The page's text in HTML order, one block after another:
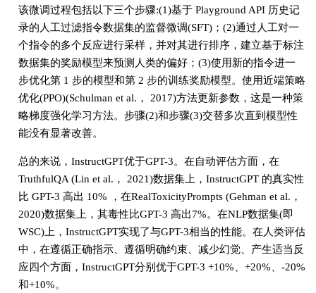
该微调过程包括以下三个步骤:(1)基于 Playground API 历史记
录的人工过滤指令数据集的监督微调(SFT)；(2)通过人工对一
个指令的多个反应进行采样，并对其进行排序，建立基于标注
数据集的奖励模型来预测人类的偏好；(3)使用新的指令进一
步优化第 1 步的模型和第 2 步的训练奖励模型。使用近端策略
优化(PPO)(Schulman et al.， 2017)方法更新参数，这是一种策
略梯度强化学习方法。步骤(2)和步骤(3)交替多次直到模型性
能没有显著改善。
总的来说，InstructGPT优于GPT-3。在自动评估方面，在
TruthfulQA (Lin et al.， 2021)数据集上，InstructGPT 的真实性
比 GPT-3 高出 10% ，在RealToxicityPrompts (Gehman et al.，
2020)数据集上，其毒性比GPT-3 高出7%。在NLP数据集(即
WSC)上，InstructGPT实现了与GPT-3相当的性能。在人类评估
中，在遵循正确指示、遵循明确约束、减少幻觉、产生适当反
应四个方面，InstructGPT分别优于GPT-3 +10%、+20%、-20%
和+10%。